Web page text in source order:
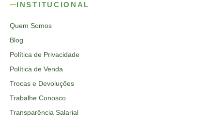
INSTITUCIONAL
Quem Somos
Blog
Política de Privacidade
Política de Venda
Trocas e Devoluções
Trabalhe Conosco
Transparência Salarial